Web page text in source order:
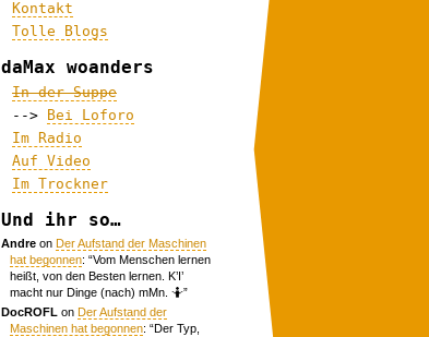
Kontakt
Tolle Blogs
daMax woanders
In der Suppe
-->
Bei Loforo
Im Radio
Auf Video
Im Trockner
Und ihr so…
Andre onDer Aufstand der Maschinen
hat begonnen: “Vom Menschen lernen
heißt, von den Besten lernen. K’I’
macht nur Dinge (nach) mMn. 🤷”
DocROFL onDer Aufstand der
Maschinen hat begonnen: “Der Typ,